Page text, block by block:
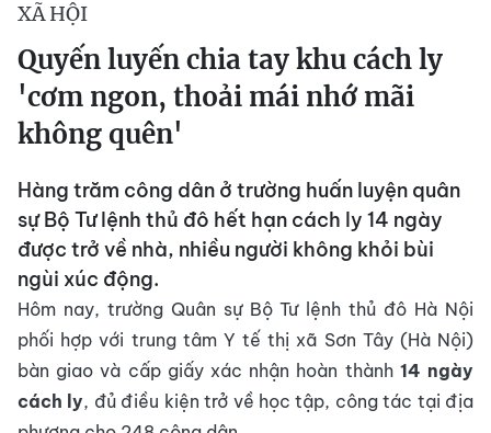
XÃ HỘI
Quyến luyến chia tay khu cách ly
'cơm ngon, thoải mái nhớ mãi
không quên'
Hàng trăm công dân ở trường huấn luyện quân
sự Bộ Tư lệnh thủ đô hết hạn cách ly 14 ngày
được trở về nhà, nhiều người không khỏi bùi
ngùi xúc động.
Hôm nay, trường Quân sự Bộ Tư lệnh thủ đô Hà Nội
phối hợp với trung tâm Y tế thị xã Sơn Tây (Hà Nội)
bàn giao và cấp giấy xác nhận hoàn thành 14 ngày
cách ly, đủ điều kiện trở về học tập, công tác tại địa